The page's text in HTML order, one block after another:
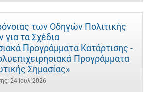
των Οδηγών Πολιτικής
για τα Σχέδια
Προγράμματα Κατάρτισης -
Προγράμματα
Σημασίας»
24 Ιουλ 2026